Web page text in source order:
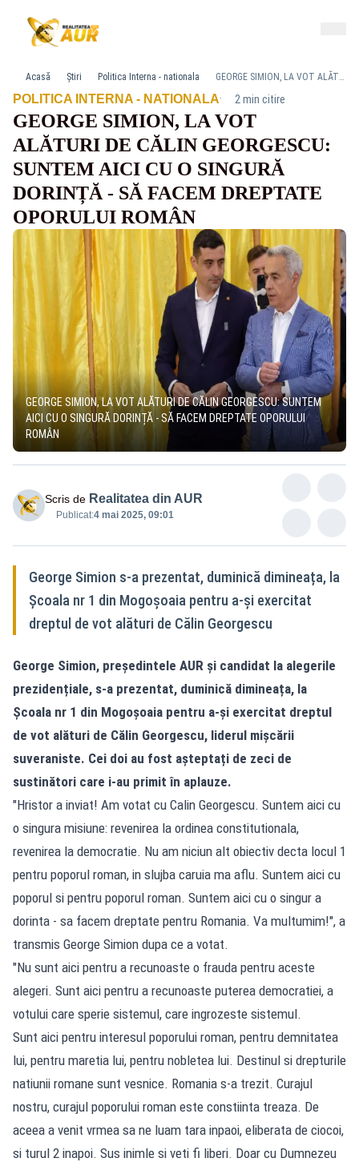
Acasă Știri Politica Interna - nationala GEORGE SIMION, LA VOT ALĂTURI DE CĂLIN GEORGESCU: SUNTEM AICI CU O SINGURĂ DORINȚĂ - SĂ FACEM DREPTATE OPORULUI ROMÂN
POLITICA INTERNA - NATIONALA· 2 min citire
GEORGE SIMION, LA VOT
ALĂTURI DE CĂLIN GEORGESCU:
SUNTEM AICI CU O SINGURĂ
DORINȚĂ - SĂ FACEM DREPTATE
OPORULUI ROMÂN
GEORGE SIMION, LA VOT ALĂTURI DE CĂLIN GEORGESCU: SUNTEM
AICI CU O SINGURĂ DORINȚĂ - SĂ FACEM DREPTATE OPORULUI
ROMÂN
Scris de Realitatea din AUR
Publicat:4 mai 2025, 09:01
George Simion s-a prezentat, duminică dimineața, la
Școala nr 1 din Mogoșoaia pentru a-și exercitat
dreptul de vot alături de Călin Georgescu
George Simion, președintele AUR și candidat la alegerile
prezidențiale, s-a prezentat, duminică dimineața, la
Școala nr 1 din Mogoșoaia pentru a-și exercitat dreptul
de vot alături de Călin Georgescu, liderul mișcării
suveraniste. Cei doi au fost așteptați de zeci de
sustinători care i-au primit în aplauze.
"Hristor a inviat! Am votat cu Calin Georgescu. Suntem aici cu
o singura misiune: revenirea la ordinea constitutionala,
revenirea la democratie. Nu am niciun alt obiectiv decta locul 1
pentru poporul roman, in slujba caruia ma aflu. Suntem aici cu
poporul si pentru poporul roman. Suntem aici cu o singur a
dorinta - sa facem dreptate pentru Romania. Va multumim!", a
transmis George Simion dupa ce a votat.
"Nu sunt aici pentru a recunoaste o frauda pentru aceste
alegeri. Sunt aici pentru a recunoaste puterea democratiei, a
votului care sperie sistemul, care ingrozeste sistemul.
Sunt aici pentru interesul poporului roman, pentru demnitatea
lui, pentru maretia lui, pentru nobletea lui. Destinul si drepturile
natiunii romane sunt vesnice. Romania s-a trezit. Curajul
nostru, curajul poporului roman este constiinta treaza. De
aceea a venit vrmea sa ne luam tara inpaoi, eliberata de ciocoi,
si turul 2 inapoi. Sus inimle si veti fi liberi. Doar cu Dumnezeu